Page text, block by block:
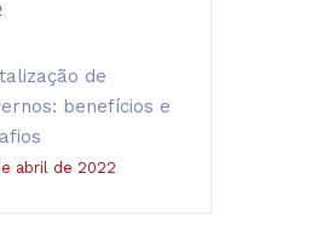
de
benefícios e
abril de 2022